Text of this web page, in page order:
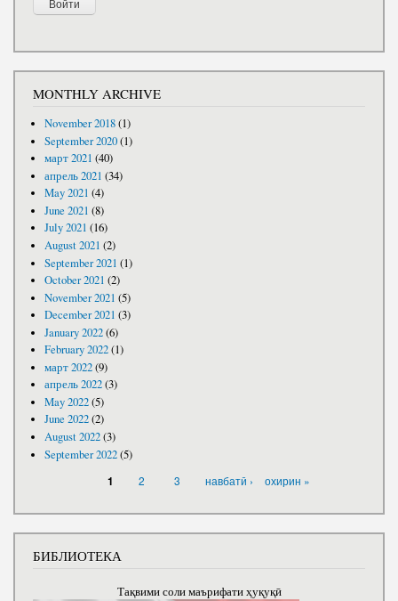
MONTHLY ARCHIVE
November 2018(1)
September 2020(1)
март 2021 (40)
апрель 2021 (34)
May 2021 (4)
June 2021 (8)
July 2021 (16)
August 2021 (2)
September 2021 (1)
October 2021 (2)
November 2021 (5)
December 2021 (3)
January 2022(6)
February 2022(1)
март 2022(9)
апрель 2022(3)
May 2022(5)
June 2022(2)
August 2022(3)
September 2022(5)
1 2 3 навбатӣ › охирин »
БИБЛИОТЕКА
Тақвими соли маърифати ҳуқуқӣ